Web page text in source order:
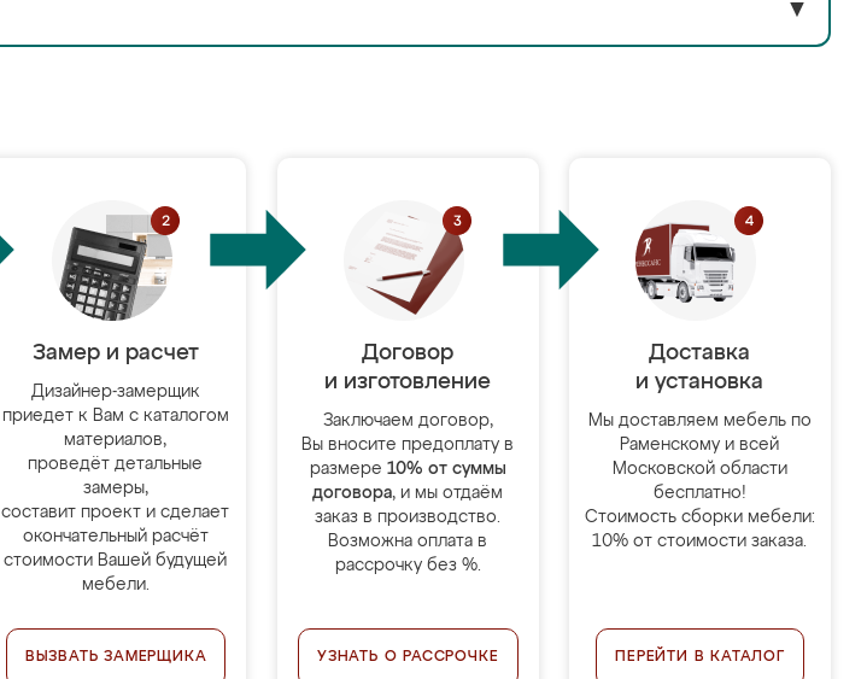
▼
Замер и расчет
Дизайнер-замерщик
приедет к Вам с каталогом
материалов,
проведёт детальные
замеры,
составит проект и сделает
окончательный расчёт
стоимости Вашей будущей
мебели.
ВЫЗВАТЬ ЗАМЕРЩИКА
Договор
и изготовление
Заключаем договор,
Вы вносите предоплату в
размере 10% от суммы
договора, и мы отдаём
заказ в производство.
Возможна оплата в
рассрочку без %.
УЗНАТЬ О РАССРОЧКЕ
Доставка
и установка
Мы доставляем мебель по
Раменскому и всей
Московской области
бесплатно!
Стоимость сборки мебели:
10% от стоимости заказа.
ПЕРЕЙТИ В КАТАЛОГ